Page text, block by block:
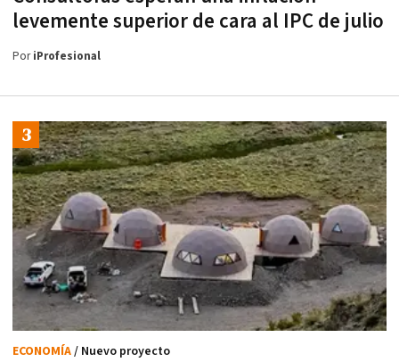
levemente superior de cara al IPC de julio
PoriProfesional
ECONOMÍA/ Nuevo proyecto